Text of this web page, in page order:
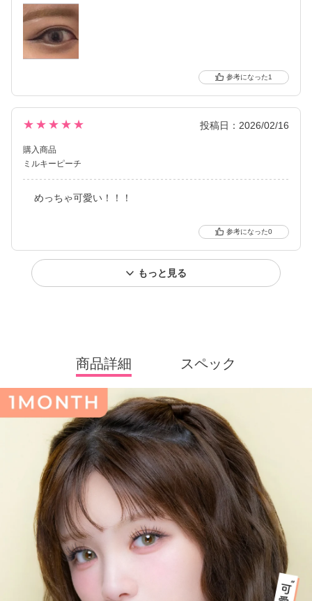
1
★★★★★ 投稿日：2026/02/16
購入商品
ミルキーピーチ
めっちゃ可愛い！！！
0
もっと見る
商品詳細 スペック